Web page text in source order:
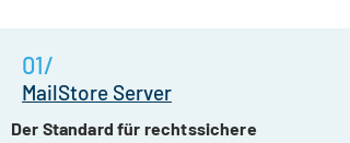
01/
MailStore Server
Der Standard für rechtssichere